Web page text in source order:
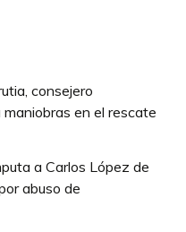
consejero
en el rescate
a Carlos López de
abuso de